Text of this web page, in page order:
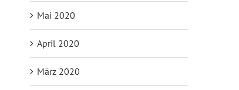
Mai 2020
April 2020
März 2020